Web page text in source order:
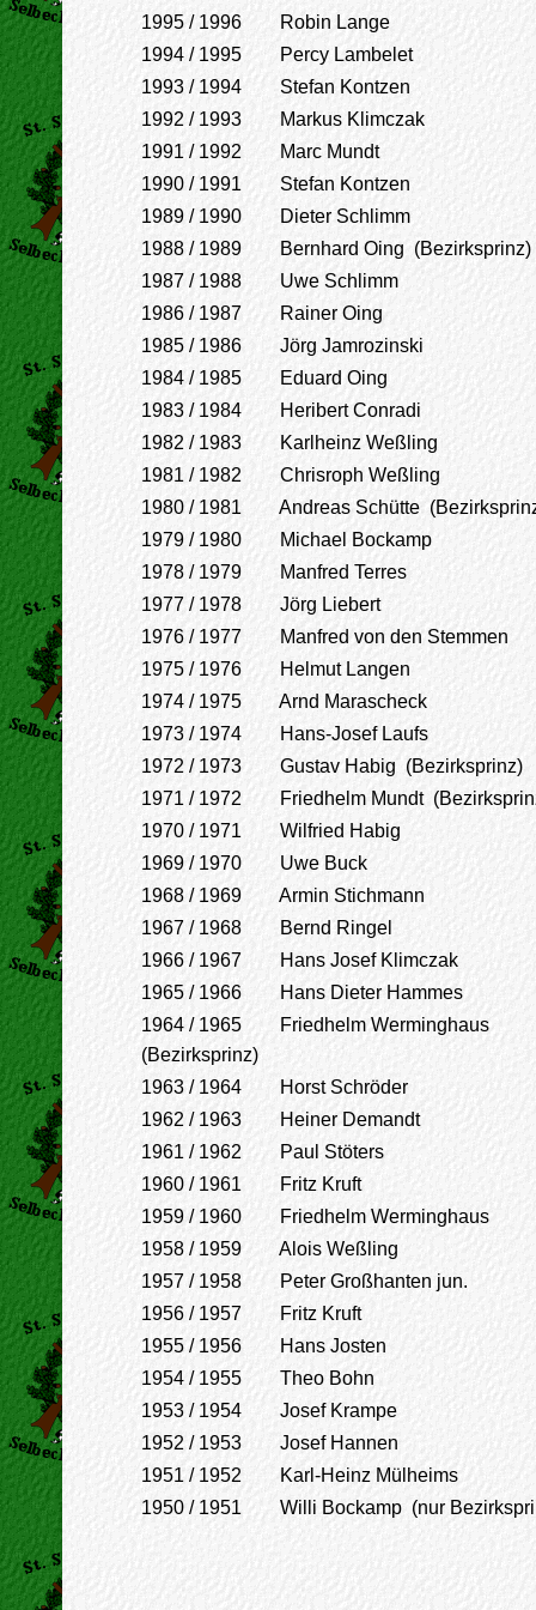
1995 / 1996 Robin Lange
1994 / 1995 Percy Lambelet
1993 / 1994 Stefan Kontzen
1992 / 1993 Markus Klimczak
1991 / 1992 Marc Mundt
1990 / 1991 Stefan Kontzen
1989 / 1990 Dieter Schlimm
1988 / 1989 Bernhard Oing (Bezirksprinz)
1987 / 1988 Uwe Schlimm
1986 / 1987 Rainer Oing
1985 / 1986 Jörg Jamrozinski
1984 / 1985 Eduard Oing
1983 / 1984 Heribert Conradi
1982 / 1983 Karlheinz Weßling
1981 / 1982 Chrisroph Weßling
1980 / 1981 Andreas Schütte
1979 / 1980 Michael Bockamp
1978 / 1979 Manfred Terres
1977 / 1978 Jörg Liebert
1976 / 1977 Manfred von den Stemmen
1975 / 1976 Helmut Langen
1974 / 1975 Arnd Marascheck
1973 / 1974 Hans-Josef Laufs
1972 / 1973 Gustav Habig (Bezirksprinz)
1971 / 1972 Friedhelm Mundt
1970 / 1971 Wilfried Habig
1969 / 1970 Uwe Buck
1968 / 1969 Armin Stichmann
1967 / 1968 Bernd Ringel
1966 / 1967 Hans Josef Klimczak
1965 / 1966 Hans Dieter Hammes
1964 / 1965 Friedhelm Werminghaus
(Bezirksprinz)
1963 / 1964 Horst Schröder
1962 / 1963 Heiner Demandt
1961 / 1962 Paul Stöters
1960 / 1961 Fritz Kruft
1959 / 1960 Friedhelm Werminghaus
1958 / 1959 Alois Weßling
1957 / 1958 Peter Großhanten jun.
1956 / 1957 Fritz Kruft
1955 / 1956 Hans Josten
1954 / 1955 Theo Bohn
1953 / 1954 Josef Krampe
1952 / 1953 Josef Hannen
1951 / 1952 Karl-Heinz Mülheims
1950 / 1951 Willi Bockamp (nur